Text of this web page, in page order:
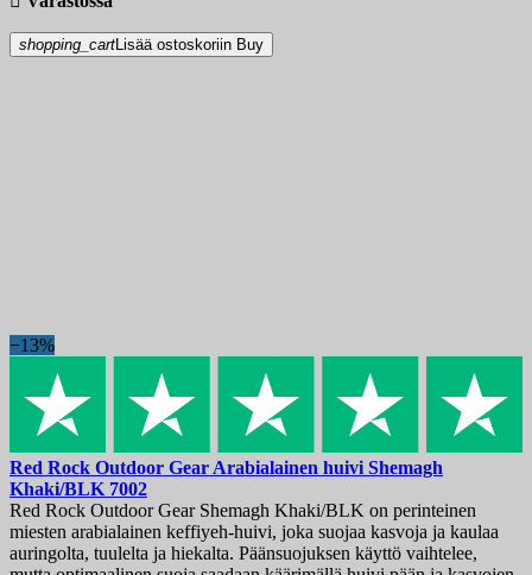
shopping_cartLisää ostoskoriin Buy
−13%
Red Rock Outdoor Gear Arabialainen huivi Shemagh
Khaki/BLK 7002
Red Rock Outdoor Gear Shemagh Khaki/BLK on perinteinen
miesten arabialainen keffiyeh-huivi, joka suojaa kasvoja ja kaulaa
auringolta, tuulelta ja hiekalta. Päänsuojuksen käyttö vaihtelee,